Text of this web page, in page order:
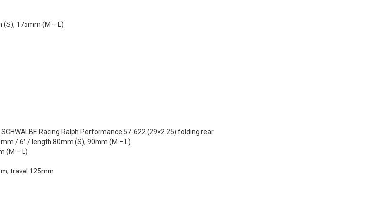
(S), 175mm (M – L)
Racing Ralph Performance 57-622 (29×2.25) folding rear
/ 6° / length 80mm (S), 90mm (M – L)
(M – L)
travel 125mm